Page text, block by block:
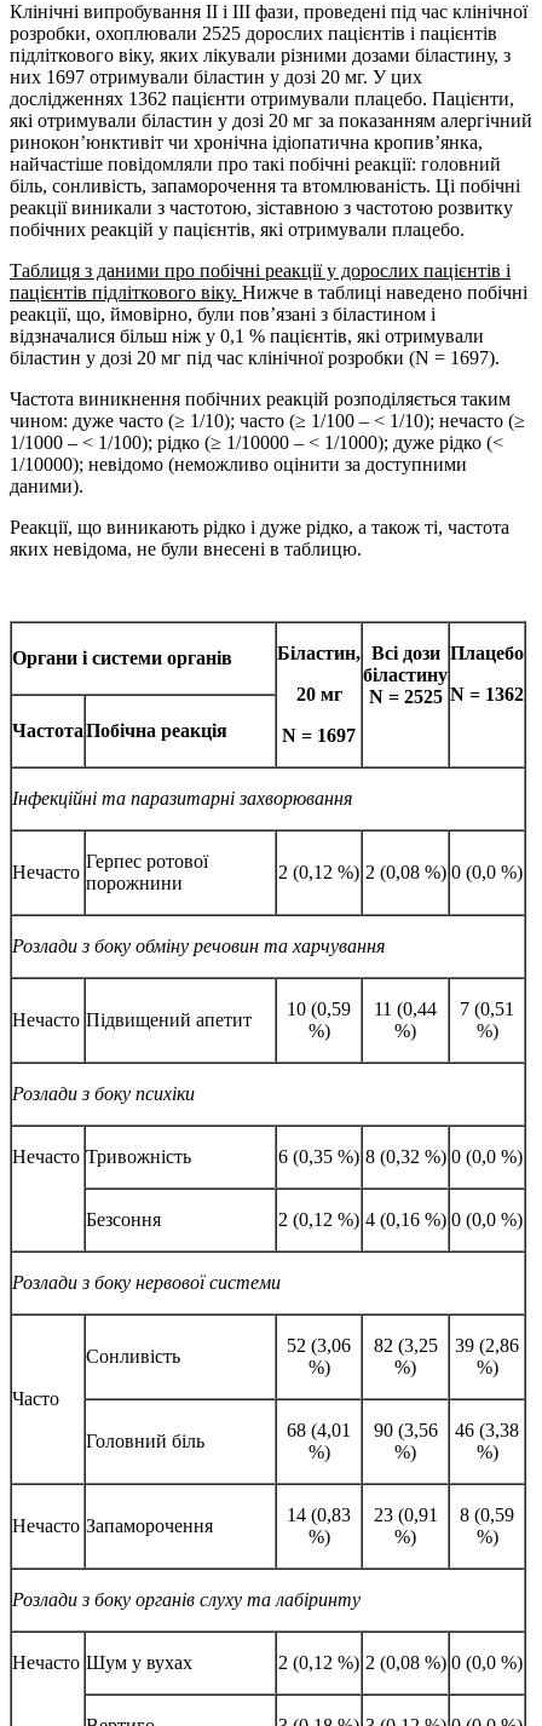
Клінічні випробування II і III фази, проведені під час клінічної
розробки, охоплювали 2525 дорослих пацієнтів і пацієнтів
підліткового віку, яких лікували різними дозами біластину, з
них 1697 отримували біластин у дозі 20 мг. У цих
дослідженнях 1362 пацієнти отримували плацебо. Пацієнти,
які отримували біластин у дозі 20 мг за показанням алергічний
ринокон’юнктивіт чи хронічна ідіопатична кропив’янка,
найчастіше повідомляли про такі побічні реакції: головний
біль, сонливість, запаморочення та втомлюваність. Ці побічні
реакції виникали з частотою, зіставною з частотою розвитку
побічних реакцій у пацієнтів, які отримували плацебо.
Таблиця з даними про побічні реакції у дорослих пацієнтів і
пацієнтів підліткового віку. Нижче в таблиці наведено побічні
реакції, що, ймовірно, були пов’язані з біластином і
відзначалися більш ніж у 0,1 % пацієнтів, які отримували
біластин у дозі 20 мг під час клінічної розробки (N = 1697).
Частота виникнення побічних реакцій розподіляється таким
чином: дуже часто (≥ 1/10); часто (≥ 1/100 – < 1/10); нечасто (≥
1/1000 – < 1/100); рідко (≥ 1/10000 – < 1/1000); дуже рідко (<
1/10000); невідомо (неможливо оцінити за доступними
даними).
Реакції, що виникають рідко і дуже рідко, а також ті, частота
яких невідома, не були внесені в таблицю.
Органи і системи органів Біластин,
20мг
N = 1697
Всі дози
біластину
N=2525
Плацебо
N = 1362
ЧастотаПобічна реакція
Інфекційні та паразитарні захворювання
Нечасто
Герпес ротової
порожнини
2 (0,12 %) 2 (0,08 %) 0 (0,0 %)
Розлади з боку обміну речовин та харчування
Нечасто Підвищений апетит
10 (0,59
%)
11 (0,44
%)
7 (0,51
%)
Розладиз боку психіки
Нечасто Тривожність 6 (0,35 %) 8 (0,32 %) 0 (0,0 %)
Безсоння 2 (0,12 %) 4 (0,16 %) 0 (0,0 %)
Розлади з боку нервової системи
Часто
Сонливість
52 (3,06
%)
82 (3,25
%)
39 (2,86
%)
Головний біль
68 (4,01
%)
90 (3,56
%)
46 (3,38
%)
Нечасто Запаморочення
14 (0,83
%)
23 (0,91
%)
8 (0,59
%)
Розладиз боку органів слуху та лабіринту
Нечасто Шум у вухах 2 (0,12 %) 2 (0,08 %) 0 (0,0 %)